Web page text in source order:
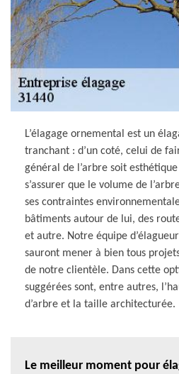
L’élagage ornemental est un
tranchant : d’un coté, celui de
général de l’arbre soit
s’assurer que le volume de
ses contraintes
bâtiments autour de lui, des
et autre. Notre équipe
sauront mener à bien tous
de notre clientèle. Dans cette
suggérées sont, entre autres,
d’arbre et la taille architecturée.
Le meilleur moment pour